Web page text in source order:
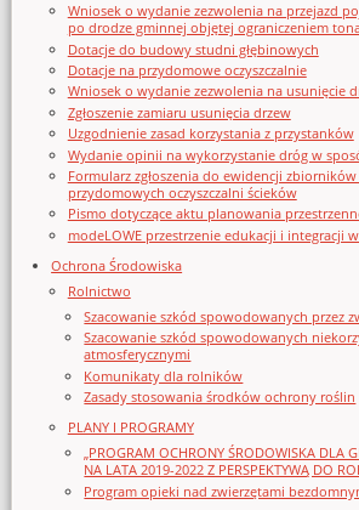
Wniosek o wydanie zezwolenia na przejazd
po drodze gminnej objętej ograniczeniem
Dotacje do budowy studni głębinowych
Dotacje na przydomowe oczyszczalnie
Wniosek o wydanie zezwolenia na usunięcie
Zgłoszenie zamiaru usunięcia drzew
Uzgodnienie zasad korzystania z przystanków
Wydanie opinii na wykorzystanie dróg w
Formularz zgłoszenia do ewidencji
przydomowych oczyszczalni ścieków
Pismo dotyczące aktu planowania
modeLOWE przestrzenie edukacji i integracji
Ochrona Środowiska
Rolnictwo
Szacowanie szkód spowodowanych przez
Szacowanie szkód spowodowanych
atmosferycznymi
Komunikaty dla rolników
Zasady stosowania środków ochrony roślin
PLANY I PROGRAMY
„PROGRAM OCHRONY ŚRODOWISKA DLA
NA LATA 2019-2022 Z PERSPEKTYWĄ DO
Program opieki nad zwierzętami